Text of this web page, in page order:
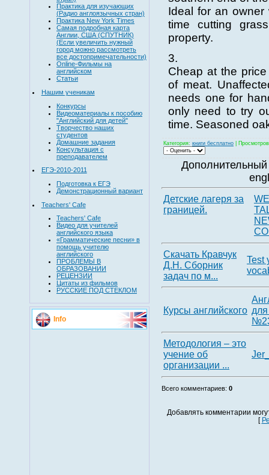
Практика для изучающих
(Радио англоязычных стран)
Практика New York Times
Самая подробная карта
Англии, США (СПУТНИК)
(Если увеличить нужный
город можно рассмотреть
все достопримечательности)
Online-Фильмы на
английском
Статьи
Нашим ученикам
Конкурсы
Видеоматериалы к пособию
"Английский для детей"
Творчество наших
студентов
Домашние задания
Консультация с
преподавателем
ЕГЭ-2010-2011
Подготовка к ЕГЭ
Демонстрационный вариант
Teachers' Cafe
Teachers' Cafe
Видео для учителей
английского языка
«Грамматические песни» в
помощь учителю
английского
ПРОБЛЕМЫ В
ОБРАЗОВАНИИ
РЕЦЕНЗИИ
Цитаты из фильмов
РУССКИЕ ПОД СТЕКЛОМ
Info
Ideal for an
time cutting
property.
3.
Cheap at the
of meat.
needs one for
only need to try
time. Seasoned
Категория: книги бесплатно Просмотров
Детские лагеря за
границей.
Скачать Кравчук
Д.Н. Сборник
задач по м...
Test
Курсы английского
Методология – это
учение об
организации ...
Всего комментариев: 0
Добавлять комментарии
[